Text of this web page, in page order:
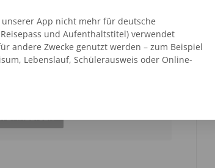
Mittelmark
ANZEIGEN
App nicht mehr für deutsche
und Aufenthaltstitel) verwendet
andere Zwecke genutzt werden – zum Beispiel
Lebenslauf, Schülerausweis oder Online-